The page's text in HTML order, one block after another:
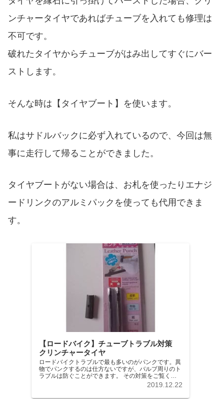
ンチャータイヤであればチューブを入れても修理は
不可です。
破れたタイヤからチューブがはみ出してすぐにバー
ストします。
そんな時は【タイヤブート】を使います。
私はサドルバックに必ず入れているので、今回は無
事に走行して帰ることができました。
タイヤブートがない場合は、お札を使ったりエナジ
ードリンクのアルミパックを使っても代用できま
す。
【ロードバイク】チューブトラブル対策
クリンチャータイヤ
ロードバイクトラブルで最も多いのがパンクです。異
物でパンクするのは仕方ないですが、バルブ周りのト
ラブルは防ぐことができます。 その対策をご覧くだ
さい。 この方法で5年間通常のパンク以外のトラブル
さい。
2019.12.22